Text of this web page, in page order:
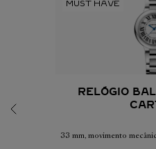
RELÓGIO
33 mm, movimento